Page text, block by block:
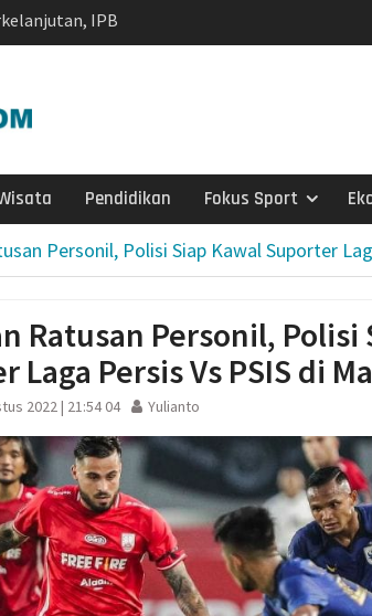
IPB
Kolaborasi
dan Kebakaran
Siagakan 479
Kemarau
DPR RI dan BPS
Semangat Petugas
Capaian Sudah
Kasus
Rumah Warga
Salurkan Bantuan
Pemprov Siapkan
Triliun
di Wonosegoro,
Sungai Demi
Kebakaran
SD Negeri 1
Pendidikan Fokus Sport
Personil, Polisi Siap Kawal Suporter
Ratusan Personil, Polisi
Laga Persis Vs PSIS di
2022 | 21:54 04 Yulianto